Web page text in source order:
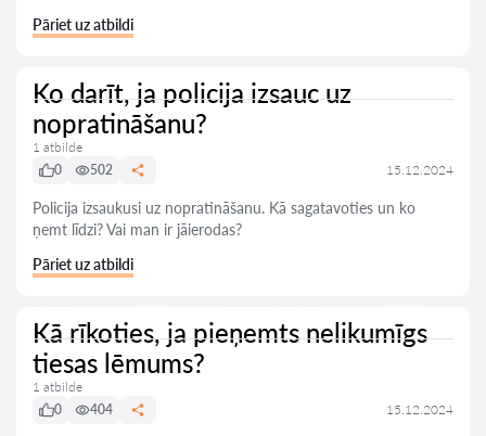
Pāriet uz atbildi
Ko darīt, ja policija izsauc uz
nopratināšanu?
1 atbilde
0
502 15.12.2024
Policija izsaukusi uz nopratināšanu. Kā sagatavoties un ko
ņemt līdzi? Vai man ir jāierodas?
Pāriet uz atbildi
Kā rīkoties, ja pieņemts nelikumīgs
tiesas lēmums?
1 atbilde
0
404 15.12.2024